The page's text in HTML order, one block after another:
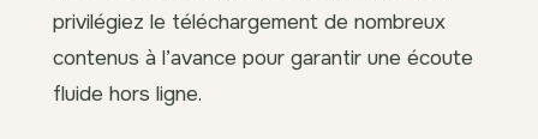
privilégiez le téléchargement de nombreux
contenus à l’avance pour garantir une écoute
fluide hors ligne.